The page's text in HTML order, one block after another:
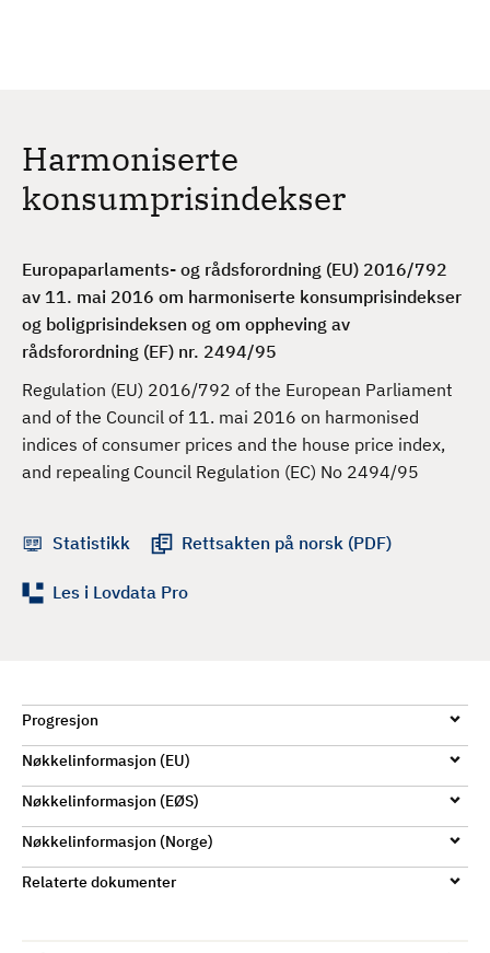
Harmoniserte
konsumprisindekser
Europaparlaments- og rådsforordning (EU) 2016/792
av 11. mai 2016 om harmoniserte konsumprisindekser
og boligprisindeksen og om oppheving av
rådsforordning (EF) nr. 2494/95
Regulation (EU) 2016/792 of the European Parliament
and of the Council of 11. mai 2016 on harmonised
indices of consumer prices and the house price index,
and repealing Council Regulation (EC) No 2494/95
Statistikk Rettsakten på norsk (PDF)
Les i Lovdata Pro
Progresjon
Nøkkelinformasjon (EU)
Nøkkelinformasjon (EØS)
Nøkkelinformasjon (Norge)
Relaterte dokumenter